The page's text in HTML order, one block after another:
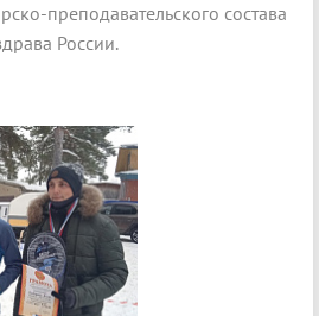
преподавательского состава
России.